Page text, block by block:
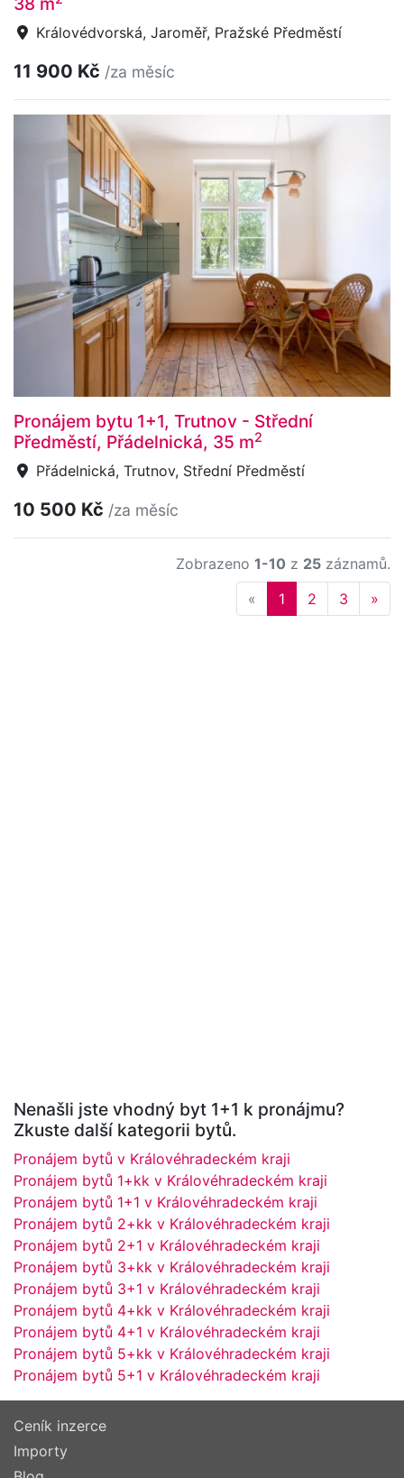
Královédvorská, Jaroměř, Pražské Předměstí
11 900 Kč /za měsíc
Pronájem bytu 1+1, Trutnov - Střední
Předměstí, Přádelnická, 35 m2
Přádelnická, Trutnov, Střední Předměstí
10 500 Kč /za měsíc
Zobrazeno 1-10 z 25 záznamů.
« Previous
1 2 3 »
Nenašli jste vhodný byt 1+1 k pronájmu?
Zkuste další kategorii bytů.
Pronájem bytů v Královéhradeckém kraji
Pronájem bytů 1+kk v Královéhradeckém kraji
Pronájem bytů 1+1 v Královéhradeckém kraji
Pronájem bytů 2+kk v Královéhradeckém kraji
Pronájem bytů 2+1 v Královéhradeckém kraji
Pronájem bytů 3+kk v Královéhradeckém kraji
Pronájem bytů 3+1 v Královéhradeckém kraji
Pronájem bytů 4+kk v Královéhradeckém kraji
Pronájem bytů 4+1 v Královéhradeckém kraji
Pronájem bytů 5+kk v Královéhradeckém kraji
Pronájem bytů 5+1 v Královéhradeckém kraji
Ceník inzerce
Importy